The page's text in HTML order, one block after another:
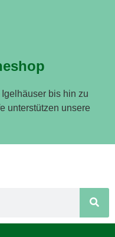
bis hin zu
unterstützen unsere